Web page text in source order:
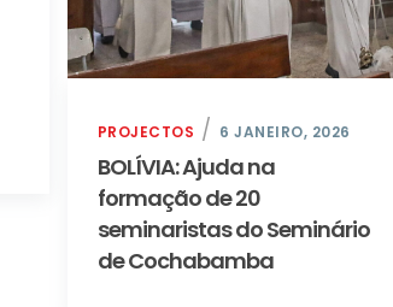
PROJECTOS 6 JANEIRO, 2026
BOLÍVIA: Ajuda na
formação de 20
seminaristas do Seminário
de Cochabamba